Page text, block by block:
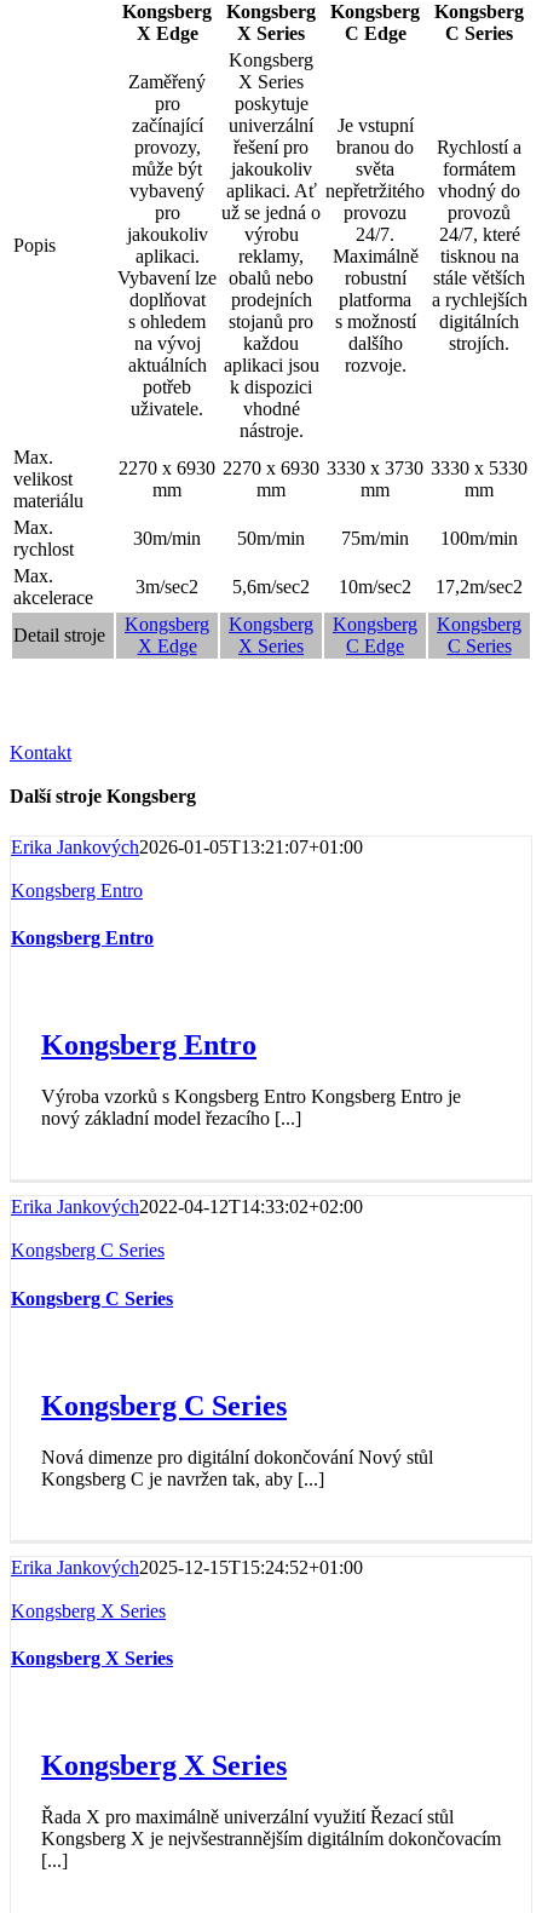
Kongsberg
X Edge
Kongsberg
X Series
Kongsberg
C Edge
Kongsberg
C Series
Popis
Zaměřený
pro
začínající
provozy,
může být
vybavený
pro
jakoukoliv
aplikaci.
Vybavení lze
doplňovat
s ohledem
na vývoj
aktuálních
potřeb
uživatele.
Kongsberg
X Series
poskytuje
univerzální
řešení pro
jakoukoliv
aplikaci. Ať
už se jedná o
výrobu
reklamy,
obalů nebo
prodejních
stojanů pro
každou
aplikaci jsou
k dispozici
vhodné
nástroje.
Je vstupní
branou do
světa
nepřetržitého
provozu
24/7.
Maximálně
robustní
platforma
s možností
dalšího
rozvoje.
Rychlostí a
formátem
vhodný do
provozů
24/7, které
tisknou na
stále větších
a rychlejších
digitálních
strojích.
Max.
velikost
materiálu
2270 x 6930
mm
2270 x 6930
mm
3330 x 3730
mm
3330 x 5330
mm
Max.
rychlost
30m/min 50m/min 75m/min
100m/min
Max.
akcelerace
3m/sec2 5,6m/sec2 10m/sec2 17,2m/sec2
Detail stroje
Kongsberg
X Edge
Kongsberg
X Series
Kongsberg
C Edge
Kongsberg
C Series
Kontakt
Další stroje Kongsberg
Erika Jankových2026-01-05T13:21:07+01:00
Kongsberg Entro
Kongsberg Entro
Kongsberg Entro
Výroba vzorků s Kongsberg Entro Kongsberg Entro je
nový základní model řezacího [...]
Erika Jankových2022-04-12T14:33:02+02:00
Kongsberg C Series
Kongsberg C Series
Kongsberg C Series
Nová dimenze pro digitální dokončování Nový stůl
Kongsberg C je navržen tak, aby [...]
Erika Jankových2025-12-15T15:24:52+01:00
Kongsberg X Series
Kongsberg X Series
Kongsberg X Series
Řada X pro maximálně univerzální využití Řezací stůl
Kongsberg X je nejvšestrannějším digitálním dokončovacím
[...]